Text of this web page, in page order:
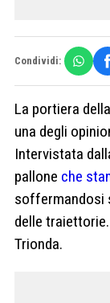
Condividi:
La portiera
una degli
Intervistata
pallone che
soffermandosi
delle
Trionda.